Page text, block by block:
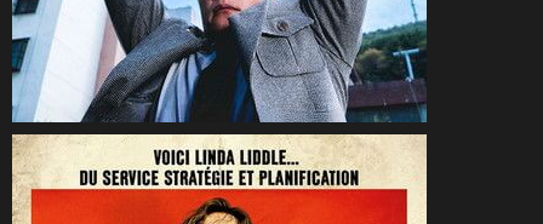
CineSam 5 mars 2026